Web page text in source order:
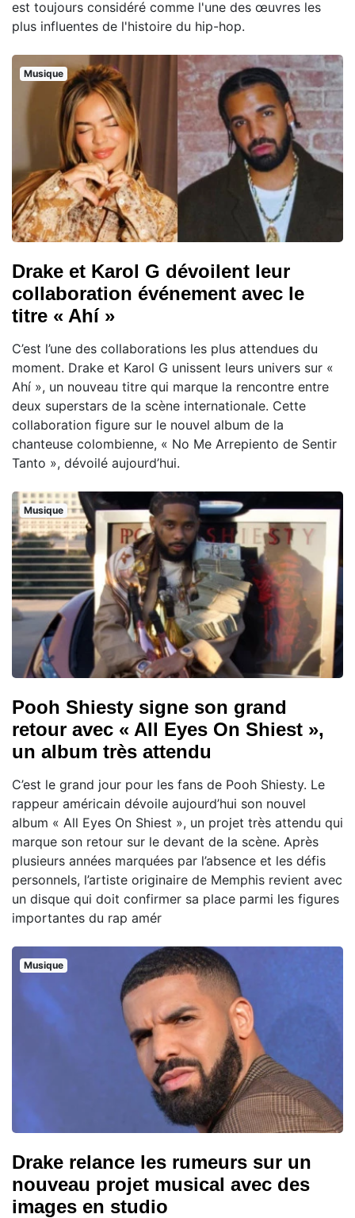
est toujours considéré comme l'une des œuvres les
plus influentes de l'histoire du hip-hop.
Musique
Drake et Karol G dévoilent leur
collaboration événement avec le
titre « Ahí »
C’est l’une des collaborations les plus attendues du
moment. Drake et Karol G unissent leurs univers sur «
Ahí », un nouveau titre qui marque la rencontre entre
deux superstars de la scène internationale. Cette
collaboration figure sur le nouvel album de la
chanteuse colombienne, « No Me Arrepiento de Sentir
Tanto », dévoilé aujourd’hui.
Musique
Pooh Shiesty signe son grand
retour avec « All Eyes On Shiest »,
un album très attendu
C’est le grand jour pour les fans de Pooh Shiesty. Le
rappeur américain dévoile aujourd’hui son nouvel
album « All Eyes On Shiest », un projet très attendu qui
marque son retour sur le devant de la scène. Après
plusieurs années marquées par l’absence et les défis
personnels, l’artiste originaire de Memphis revient avec
un disque qui doit confirmer sa place parmi les figures
importantes du rap amér
Musique
Drake relance les rumeurs sur un
nouveau projet musical avec des
images en studio